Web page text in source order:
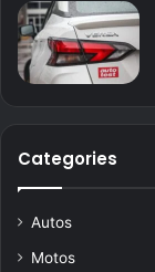
Categories
Autos
Motos